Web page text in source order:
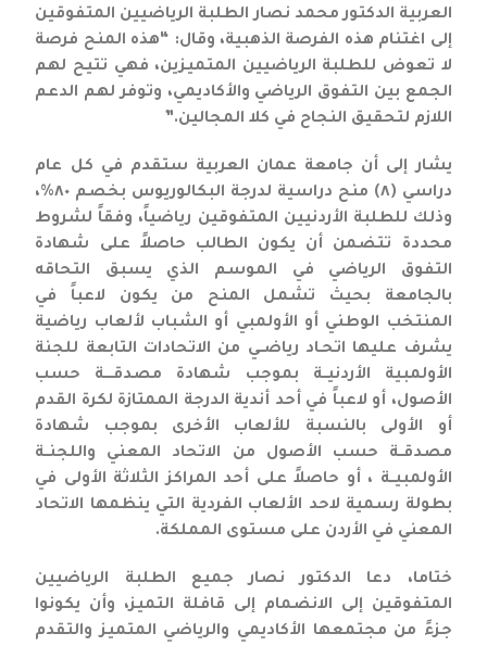
العربية الدكتور محمد نصار الطلبة الرياضيين المتفوقين
إلى اغتنام هذه الفرصة الذهبية، وقال: “هذه المنح فرصة
لا تعوض للطلبة الرياضيين المتميزين، فهي تتيح لهم
الجمع بين التفوق الرياضي والأكاديمي، وتوفر لهم الدعم
اللازم لتحقيق النجاح في كلا المجالين.”
يشار إلى أن جامعة عمان العربية ستقدم في كل عام
دراسي (٨) منح دراسية لدرجة البكالوريوس بخصم ٨٠%،
وذلك للطلبة الأردنيين المتفوقين رياضياً، وفقاً لشروط
محددة تتضمن أن يكون الطالب حاصلاً على شهادة
التفوق الرياضي في الموسم الذي يسبق التحاقه
بالجامعة بحيث تشمل المنح من يكون لاعباً في
المنتخب الوطني أو الأولمبي أو الشباب لألعاب رياضية
يشرف عليها اتحـاد رياضــي من الاتحادات التابعة للجنة
الأولمبية الأردنيــة بموجب شهادة مصدقــــة حسب
الأصول، أو لاعباً في أحد أندية الدرجة الممتازة لكرة القدم
أو الأولى بالنسبة للألعاب الأخرى بموجب شهادة
مصدقــة حسب الأصول من الاتحاد المعني واللجنــة
الأولمبيــة ، أو حاصلاً على أحد المراكز الثلاثة الأولى في
بطولة رسمية لاحد الألعاب الفردية التي ينظمها الاتحاد
المعني في الأردن على مستوى المملكة.
ختاما، دعا الدكتور نصار جميع الطلبة الرياضيين
المتفوقين إلى الانضمام إلى قافلة التميز، وأن يكونوا
جزءً من مجتمعها الأكاديمي والرياضي المتميز والتقدم